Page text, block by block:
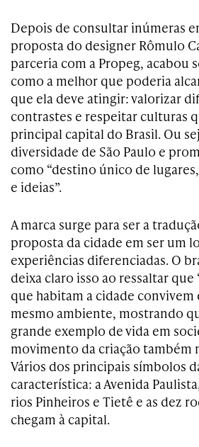
Depois de consultar inúmeras
proposta do designer Rômulo
parceria com a Propeg, acabou
como a melhor que poderia
que ela deve atingir: valorizar
contrastes e respeitar culturas
principal capital do Brasil. Ou
diversidade de São Paulo e
como “destino único de
e ideias”.
A marca surge para ser a
proposta da cidade em ser um
experiências diferenciadas. O
deixa claro isso ao ressaltar que
que habitam a cidade
mesmo ambiente, mostrando
grande exemplo de vida em
movimento da criação também
Vários dos principais símbolos
característica: a Avenida
rios Pinheiros e Tietê e as dez
chegam à capital.